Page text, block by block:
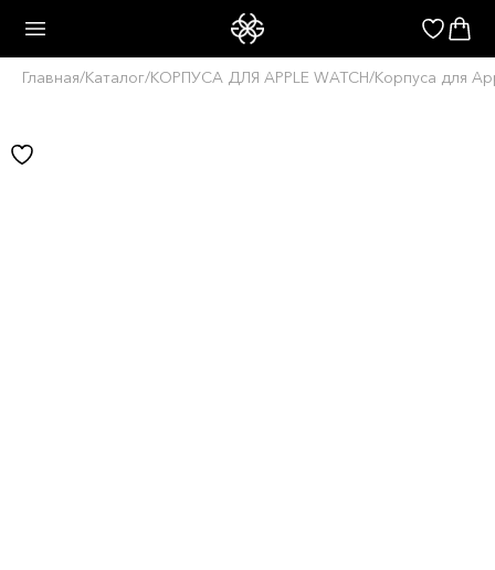
Главная/Каталог/КОРПУСА ДЛЯ APPLE WATCH/Корпуса для